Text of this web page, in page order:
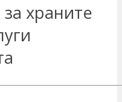
храните